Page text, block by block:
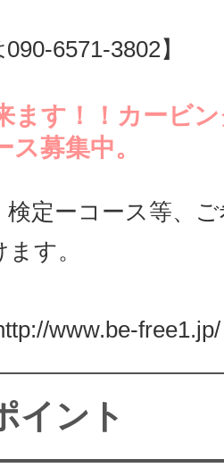
6571-3802】
ます！！カービ
募集中。
定ーコース等、
す。
www.be-free1.jp/
イント